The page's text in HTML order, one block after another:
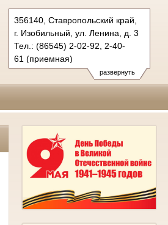
развернуть
356140, Ставропольский край,
г. Изобильный, ул. Ленина, д. 3
Тел.: (86545) 2-02-92, 2-40-
61 (приемная)
izobylnensky.stv@sudrf.ru